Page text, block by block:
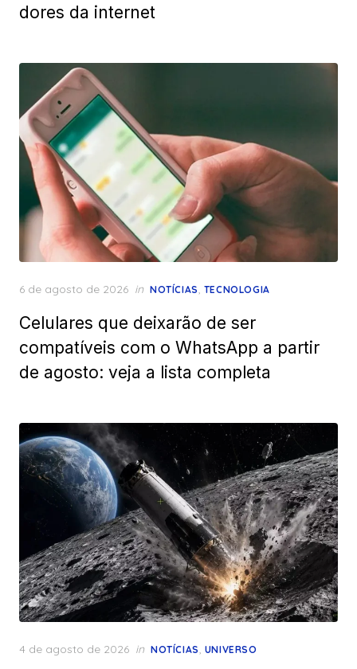
dores da internet
Posted
6 de agosto de 2026 in NOTÍCIAS, TECNOLOGIA
Celulares que deixarão de ser
compatíveis com o WhatsApp a partir
de agosto: veja a lista completa
Posted
4 de agosto de 2026 in NOTÍCIAS, UNIVERSO